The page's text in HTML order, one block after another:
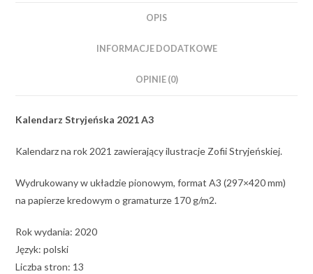
OPIS
INFORMACJE DODATKOWE
OPINIE (0)
Kalendarz Stryjeńska 2021 A3
Kalendarz na rok 2021 zawierający ilustracje Zofii Stryjeńskiej.
Wydrukowany w układzie pionowym, format A3 (297×420 mm)
na papierze kredowym o gramaturze 170 g/m2.
Rok wydania: 2020
Język: polski
Liczba stron: 13